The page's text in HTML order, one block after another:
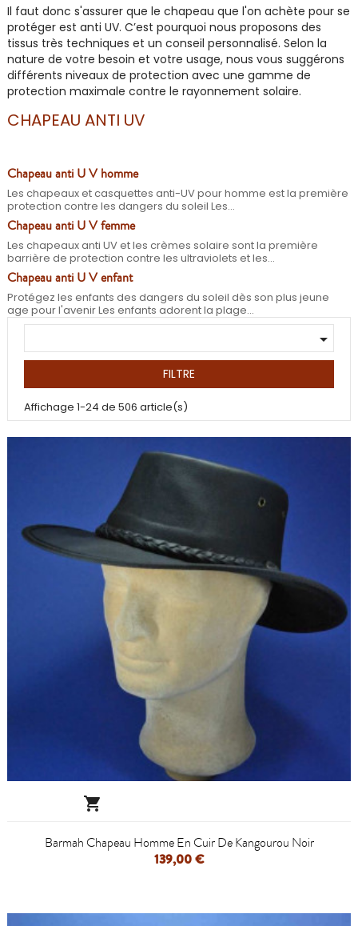
Il faut donc s'assurer que le chapeau que l'on achète pour se
protéger est anti UV. C’est pourquoi nous proposons des
tissus très techniques et un conseil personnalisé. Selon la
nature de votre besoin et votre usage, nous vous suggérons
différents niveaux de protection avec une gamme de
protection maximale contre le rayonnement solaire.
CHAPEAU ANTI UV
Chapeau anti U V homme
Les chapeaux et casquettes anti-UV pour homme est la première
protection contre les dangers du soleil Les...
Chapeau anti U V femme
Les chapeaux anti UV et les crèmes solaire sont la première
barrière de protection contre les ultraviolets et les...
Chapeau anti U V enfant
Protégez les enfants des dangers du soleil dès son plus jeune
age pour l'avenir Les enfants adorent la plage...

FILTRE
Affichage 1-24 de 506 article(s)

Barmah Chapeau Homme En Cuir De Kangourou Noir
139,00 €